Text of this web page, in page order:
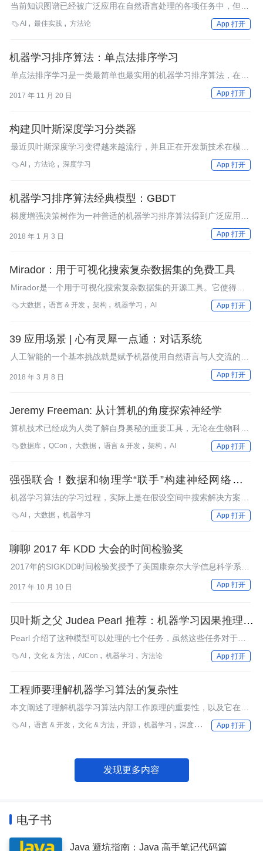
当前知识图谱已经被广泛应用在自然语言处理的各项任务中，但知
识图谱中实体间关系的缺失也给其实际的应用带来了很多问题。
AI 最佳实践 方法论 App 打开
机器学习排序算法：单点法排序学习
单点法排序学习是一类最简单也最实用的机器学习排序算法，在工
2017 年 11 月 20 日 App 打开
构建贝叶斯深度学习分类器
最近贝叶斯深度学习变得越来越流行，并且正在开发新技术在模型
中引入不确定性，同时参数量与传统模型相同。
AI 方法论 深度学习 App 打开
机器学习排序算法经典模型：GBDT
梯度增强决策树作为一种普适的机器学习排序算法得到广泛应用。
2018 年 1 月 3 日 App 打开
Mirador：用于可视化搜索复杂数据集的免费工具
Mirador是一个用于可视化搜索复杂数据集的开源工具。它使得用
户能够从已有数据中发现关联模式、推导出新的猜想。用户可以通
 大数据 语言 & 开发 架构 机器学习 AI App 打开
39 应用场景 | 心有灵犀一点通：对话系统
人工智能的一个基本挑战就是赋予机器使用自然语言与人交流的能
2018 年 3 月 8 日 App 打开
Jeremy Freeman: 从计算机的角度探索神经学
算机技术已经成为人类了解自身奥秘的重要工具，无论在生物科学
还是神经学，高容量的计算和存储集群、新型软件正扮演者越来越
重要的角色。InfoQ专访了霍华德·休斯医学研究所研究员Jeremy
中的规律。同时作为QCon北京2014大会《大数据处理与大数据应
脑，绘制脑地图》话题做分享。
数据库 QCon 大数据 语言 & 开发 架构 AI App 打开
强强联合！数据和物理学“联手”构建神经网络模型
PGNN
机器学习算法的学习过程，实际上是在假设空间中搜索解决方案的
过程。仅使用数据引导搜索过程中存在一些挑战性问题。
AI 大数据 机器学习 App 打开
聊聊 2017 年 KDD 大会的时间检验奖
2017年的SIGKDD时间检验奖授予了美国康奈尔大学信息科学系主
2017 年 10 月 10 日 App 打开
贝叶斯之父 Judea Pearl 推荐：机器学习因果推理的
7 个有用工具
Pearl 介绍了这种模型可以处理的七个任务，虽然这些任务对于关
联机器学习系统来说有些遥不可及
AI 文化 & 方法 AICon 机器学习 方法论 App 打开
工程师要理解机器学习算法的复杂性
本文阐述了理解机器学习算法内部工作原理的重要性，以及它在实
现和评估方面的不同之处。
AI 语言 & 开发 文化 & 方法 开源 机器学习 深度学习 算法
App 打开
发现更多内容
电子书
Java 避坑指南：Java 高手笔记代码篇